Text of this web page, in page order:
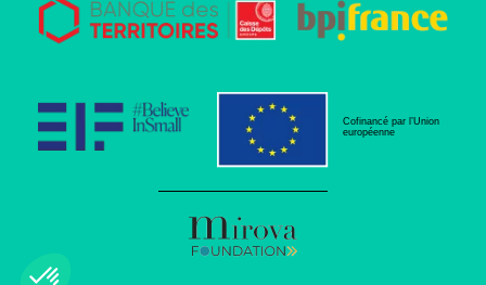
Cofinancé par l’Union
européenne